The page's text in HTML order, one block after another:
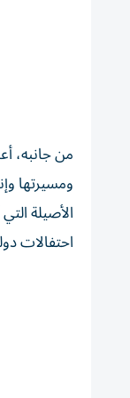
من جانبه،
ومسيرتها
الأصيلة
احتفالات